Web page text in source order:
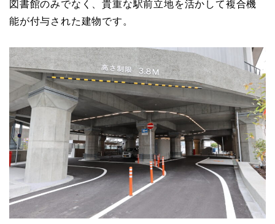
図書館のみでなく、貴重な駅前立地を活かして複合機
能が付与された建物です。